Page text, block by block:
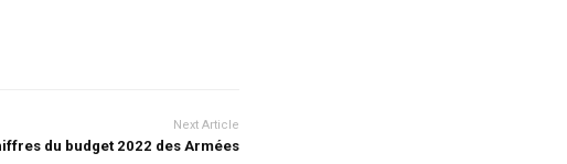
Next Article
du budget 2022 des Armées